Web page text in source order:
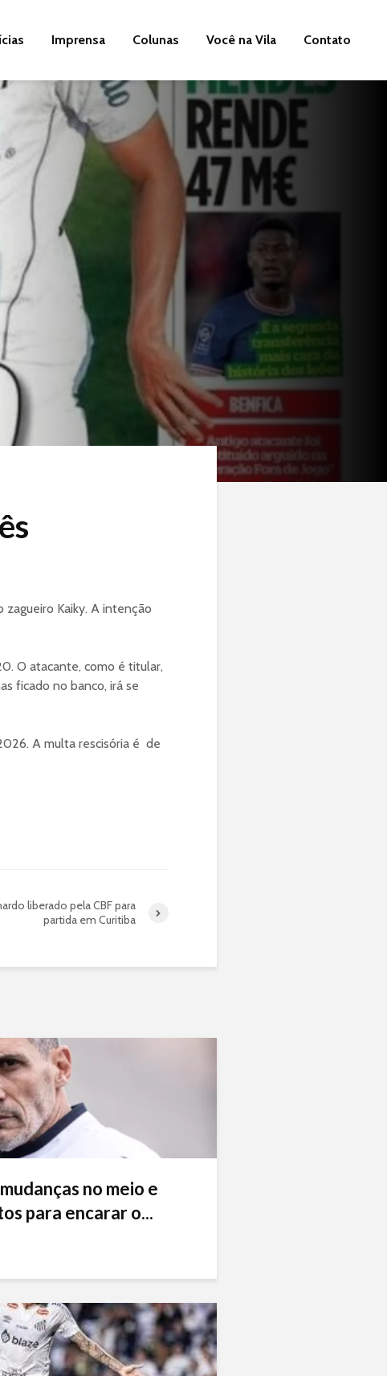
Imprensa Colunas Você na Vila Contato
zagueiro Kaiky. A intenção
O atacante, como é titular,
ficado no banco, irá se
A multa rescisória é de
liberado pela CBF para
partida em Curitiba
no meio e
para encarar o...